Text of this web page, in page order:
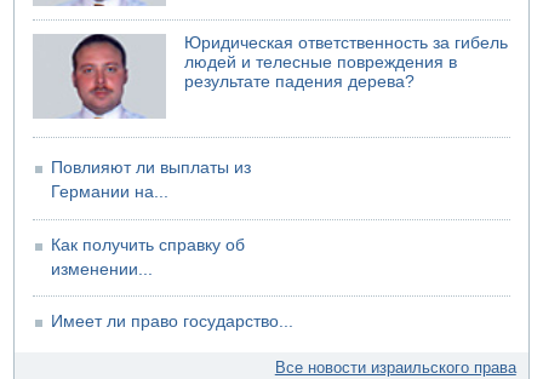
Юридическая ответственность за гибель
людей и телесные повреждения в
результате падения дерева?
Повлияют ли выплаты из
Германии на...
Как получить справку об
изменении...
Имеет ли право государство...
Все новости израильского права